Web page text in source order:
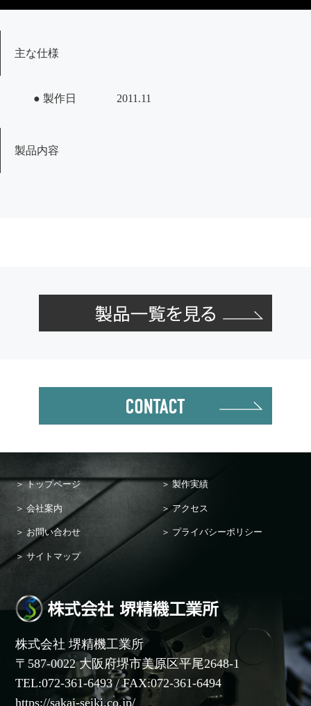
主な仕様
● 製作日 2011.11
製品内容
トップページ 製作実績
会社案内 アクセス
お問い合わせ プライバシーポリシー
サイトマップ
株式会社 堺精機工業所
〒587-0022 大阪府堺市美原区平尾2648-1
TEL:072-361-6493 / FAX:072-361-6494
https://sakai-seiki.co.jp/